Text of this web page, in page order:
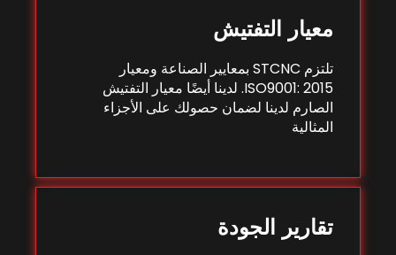
معيار التفتيش
تلتزم STCNC بمعايير الصناعة ومعيار
ISO9001: 2015. لدينا أيضًا معيار التفتيش
الصارم لدينا لضمان حصولك على الأجزاء
المثالية
تقارير الجودة